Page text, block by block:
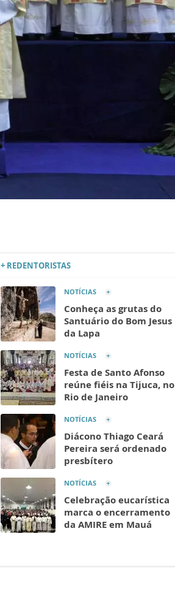
+ REDENTORISTAS
NOTÍCIAS
Conheça as grutas do
Santuário do Bom Jesus
da Lapa
NOTÍCIAS
Festa de Santo Afonso
reúne fiéis na Tijuca, no
Rio de Janeiro
NOTÍCIAS
Diácono Thiago Ceará
Pereira será ordenado
presbítero
NOTÍCIAS
Celebração eucarística
marca o encerramento
da AMIRE em Mauá